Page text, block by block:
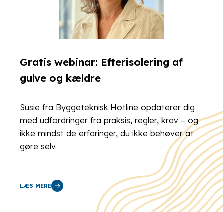
Gratis webinar: Efterisolering af
gulve og kældre
Susie fra Byggeteknisk Hotline opdaterer dig
med udfordringer fra praksis, regler, krav – og
ikke mindst de erfaringer, du ikke behøver at
gøre selv.
LÆS MERE